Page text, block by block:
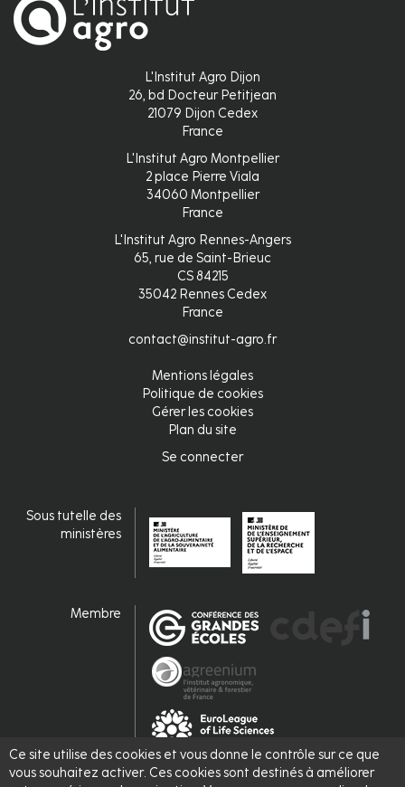
Ce site utilise des cookies et vous donne le contrôle sur ce que
vous souhaitez activer. Ces cookies sont destinés à améliorer
L'Institut Agro Dijon
26, bd Docteur Petitjean
21079 Dijon Cedex
France
L'Institut Agro Montpellier
2 place Pierre Viala
34060 Montpellier
France
L'Institut Agro Rennes-Angers
65, rue de Saint-Brieuc
CS 84215
35042 Rennes Cedex
France
contact@institut-agro.fr
Mentions légales
Politique de cookies
Gérer les cookies
Plan du site
Se connecter
Sous tutelle des
ministères
Membre